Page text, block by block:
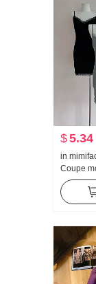
$5.34
in
Coupe
2023
manches